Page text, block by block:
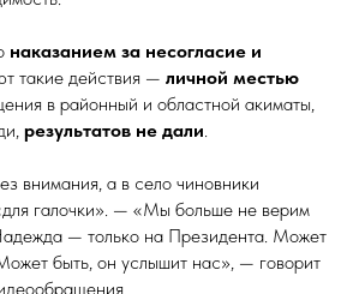
наказанием за несогласие и
такие действия — личной местью
в районный и областной акиматы,
результатов не дали
внимания, а в село чиновники
галочки». — «Мы больше не верим
— только на Президента. Может
быть, он услышит нас», — говорит